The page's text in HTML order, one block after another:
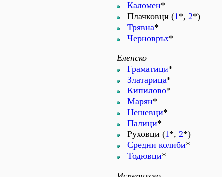
Каломен*
Плачковци (1*, 2*)
Трявна*
Черновръх*
Еленско
Граматици*
Златарица*
Кипилово*
Марян*
Нешевци*
Палици*
Руховци (1*, 2*)
Средни колиби*
Тодювци*